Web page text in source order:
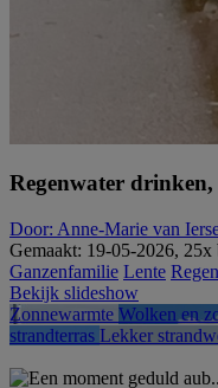
Regenwater
Door: Anne-Marie van
Gemaakt: 19-05-2026, 25x
Ganzenfamilie Lente Regen
Bekijk slideshow
Zonnewarmte Wolken en
strandterras Lekker